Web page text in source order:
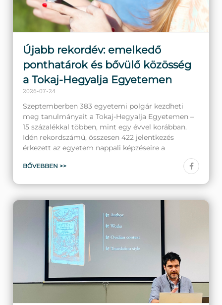
Újabb rekordév: emelkedő
ponthatárok és bővülő közösség
a Tokaj-Hegyalja Egyetemen
2026-07-24
Szeptemberben 383 egyetemi polgár kezdheti
meg tanulmányait a Tokaj-Hegyalja Egyetemen –
15 százalékkal többen, mint egy évvel korábban.
Idén rekordszámú, összesen 422 jelentkezés
érkezett az egyetem nappali képzéseire a
BŐVEBBEN >>